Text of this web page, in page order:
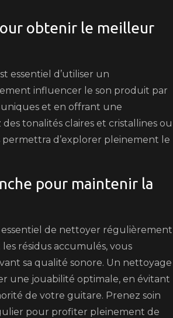
obtenir le meilleur
essentiel d’utiliser un
influencer le son produit par
et en offrant une
tonalités claires et cristallines ou
permettra d’explorer pleinement le
pour maintenir la
de nettoyer régulièrement
résidus accumulés, vous
sa qualité sonore. Un nettoyage
une jouabilité optimale, en évitant
de votre guitare. Prenez soin
pour profiter pleinement de